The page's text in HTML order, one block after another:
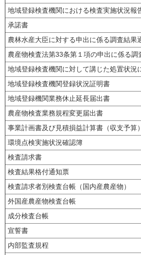
地域登録検査機関における検査実施状況報
承諾書
農林水産大臣に対する申出に係る調査結果
農産物検査法第33条第１項の申出に係る調
地域登録検査機関に対して講じた処置状況
地域登録検査機関登録状況証明書
地域登録機関業務休止延長届出書
農産物検査業務規程変更届出書
事業計画書及び見積損益計算書（収支予算
環境点検実施状況確認簿
検査請求書
検査結果格付通知票
検査請求者別検査台帳（国内産農産物）
外国産農産物検査台帳
成分検査台帳
宣誓書
内部監査規程